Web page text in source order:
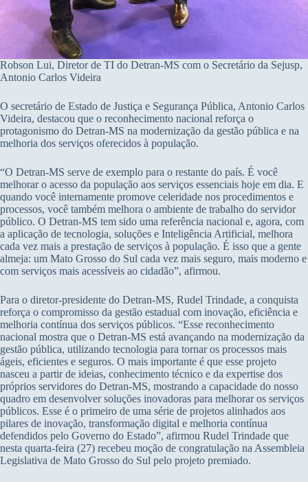
Robson Lui, Diretor de TI do Detran-MS com o Secretário da Sejusp,
Antonio Carlos Videira
O secretário de Estado de Justiça e Segurança Pública, Antonio Carlos
Videira, destacou que o reconhecimento nacional reforça o
protagonismo do Detran-MS na modernização da gestão pública e na
melhoria dos serviços oferecidos à população.
“O Detran-MS serve de exemplo para o restante do país. É você
melhorar o acesso da população aos serviços essenciais hoje em dia. E
quando você internamente promove celeridade nos procedimentos e
processos, você também melhora o ambiente de trabalho do servidor
público. O Detran-MS tem sido uma referência nacional e, agora, com
a aplicação de tecnologia, soluções e Inteligência Artificial, melhora
cada vez mais a prestação de serviços à população. É isso que a gente
almeja: um Mato Grosso do Sul cada vez mais seguro, mais moderno e
com serviços mais acessíveis ao cidadão”, afirmou.
Para o diretor-presidente do Detran-MS, Rudel Trindade, a conquista
reforça o compromisso da gestão estadual com inovação, eficiência e
melhoria contínua dos serviços públicos. “Esse reconhecimento
nacional mostra que o Detran-MS está avançando na modernização da
gestão pública, utilizando tecnologia para tornar os processos mais
ágeis, eficientes e seguros. O mais importante é que esse projeto
nasceu a partir de ideias, conhecimento técnico e da expertise dos
próprios servidores do Detran-MS, mostrando a capacidade do nosso
quadro em desenvolver soluções inovadoras para melhorar os serviços
públicos. Esse é o primeiro de uma série de projetos alinhados aos
pilares de inovação, transformação digital e melhoria contínua
defendidos pelo Governo do Estado”, afirmou Rudel Trindade que
nesta quarta-feira (27) recebeu moção de congratulação na Assembleia
Legislativa de Mato Grosso do Sul pelo projeto premiado.